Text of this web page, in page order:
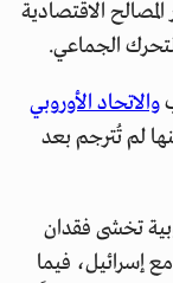
الاقتصادية
الجماعي.
والاتحاد الأوروبي
لم تُترجم بعد
تخشى فقدان
إسرائيل، فيما